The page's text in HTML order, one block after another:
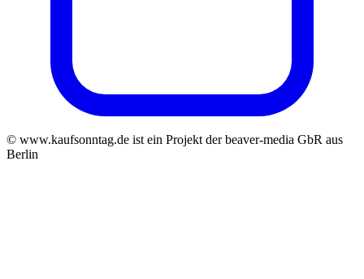
© www.kaufsonntag.de ist ein Projekt der beaver-media GbR aus
Berlin